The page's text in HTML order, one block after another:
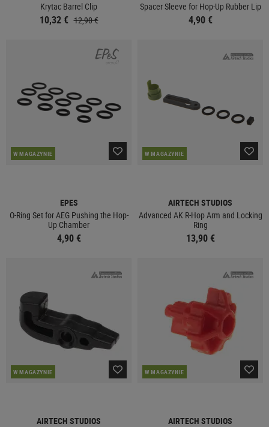
Krytac Barrel Clip
10,32 € 12,90 €
Spacer Sleeve for Hop-Up Rubber Lip
4,90 €
W MAGAZYNIE
EPES
O-Ring Set for AEG Pushing the Hop-
Up Chamber
4,90 €
W MAGAZYNIE
AIRTECH STUDIOS
Advanced AK R-Hop Arm and Locking
Ring
13,90 €
W MAGAZYNIE
AIRTECH STUDIOS
W MAGAZYNIE
AIRTECH STUDIOS